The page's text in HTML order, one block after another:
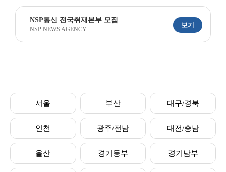
NSP통신 전국취재본부 모집
NSP NEWS AGENCY
보기
서울 부산 대구/경북
인천 광주/전남 대전/충남
울산 경기동부 경기남부